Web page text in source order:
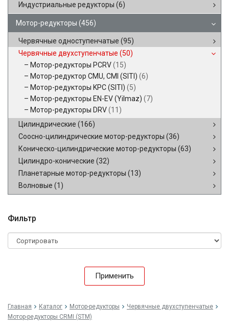
Индустриальные редукторы (6)
Мотор-редукторы (456)
Червячные одноступенчатые (95)
Червячные двухступенчатые (50)
Мотор-редукторы PCRV(15)
Мотор-редуктор CMU, CMI (SITI) (6)
Мотор-редукторы KPC (SITI) (5)
Мотор-редукторы EN-EV (Yilmaz) (7)
Мотор-редукторы DRV(11)
Цилиндрические (166)
Соосно-цилиндрические мотор-редукторы (36)
Коническо-цилиндрические мотор-редукторы (63)
Цилиндро-конические (32)
Планетарные мотор-редукторы (13)
Волновые (1)
Фильтр
Применить
Главная Каталог Мотор-редукторы
Червячные двухступенчатые
Мотор-редукторы CRMI (STM)